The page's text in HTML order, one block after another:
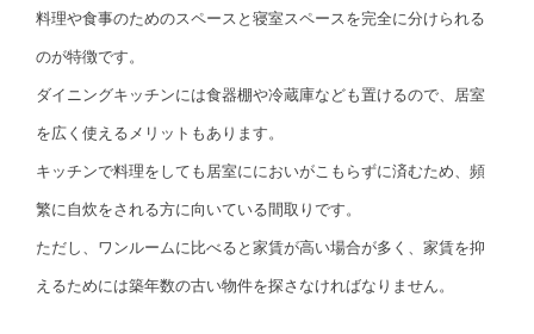
料理や食事のためのスペースと寝室スペースを完全に分けられる
のが特徴です。
ダイニングキッチンには食器棚や冷蔵庫なども置けるので、居室
を広く使えるメリットもあります。
キッチンで料理をしても居室ににおいがこもらずに済むため、頻
繁に自炊をされる方に向いている間取りです。
ただし、ワンルームに比べると家賃が高い場合が多く、家賃を抑
えるためには築年数の古い物件を探さなければなりません。